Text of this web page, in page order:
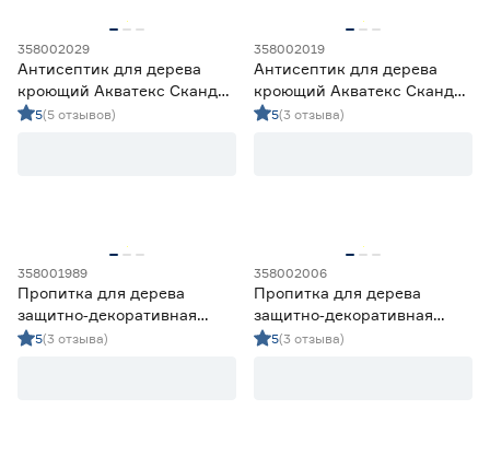
358002029
Антисептик для дерева
кроющий Акватекс Сканди
фьорд 2,5 л
5(5 отзывов)
358002019
Антисептик для дерева
кроющий Акватекс Сканди
топленое молоко 0,75 л
5(3 отзыва)
358001989
Пропитка для дерева
защитно‑декоративная
акриловая Lakur
5(3 отзыва)
358002006
Пропитка для дерева
защитно‑декоративная
акриловая Lakur сосна 9 л
5(3 отзыва)